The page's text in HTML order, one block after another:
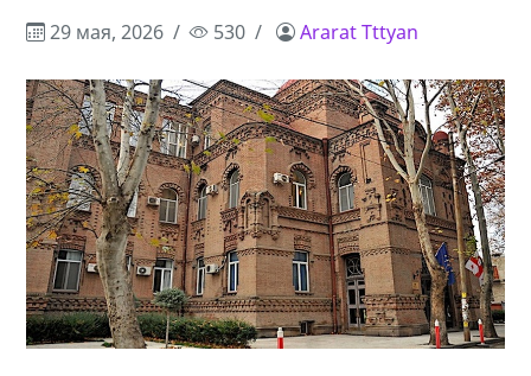
29 мая, 2026 530 Ararat Tttyan